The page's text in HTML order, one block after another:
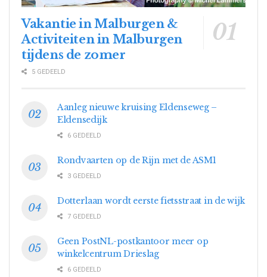
Vakantie in Malburgen &
Activiteiten in Malburgen
tijdens de zomer
5 GEDEELD
Aanleg nieuwe kruising Eldenseweg –
Eldensedijk
6 GEDEELD
Rondvaarten op de Rijn met de ASM1
3 GEDEELD
Dotterlaan wordt eerste fietsstraat in de wijk
7 GEDEELD
Geen PostNL-postkantoor meer op
winkelcentrum Drieslag
6 GEDEELD